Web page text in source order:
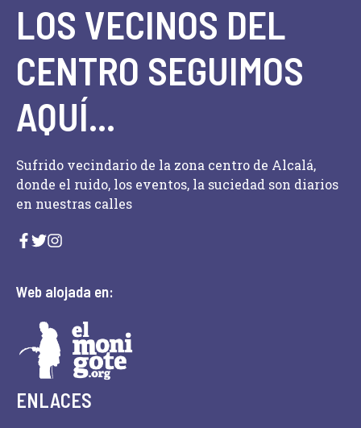
LOS VECINOS DEL
CENTRO SEGUIMOS
AQUÍ...
Sufrido vecindario de la zona centro de Alcalá,
donde el ruido, los eventos, la suciedad son diarios
en nuestras calles
Web alojada en:
ENLACES